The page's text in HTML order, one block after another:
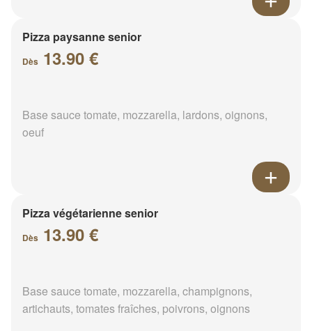
Pizza paysanne senior
Dès 13.90 €
Base sauce tomate, mozzarella, lardons, oignons,
oeuf
Pizza végétarienne senior
Dès 13.90 €
Base sauce tomate, mozzarella, champignons,
artichauts, tomates fraîches, poivrons, oignons